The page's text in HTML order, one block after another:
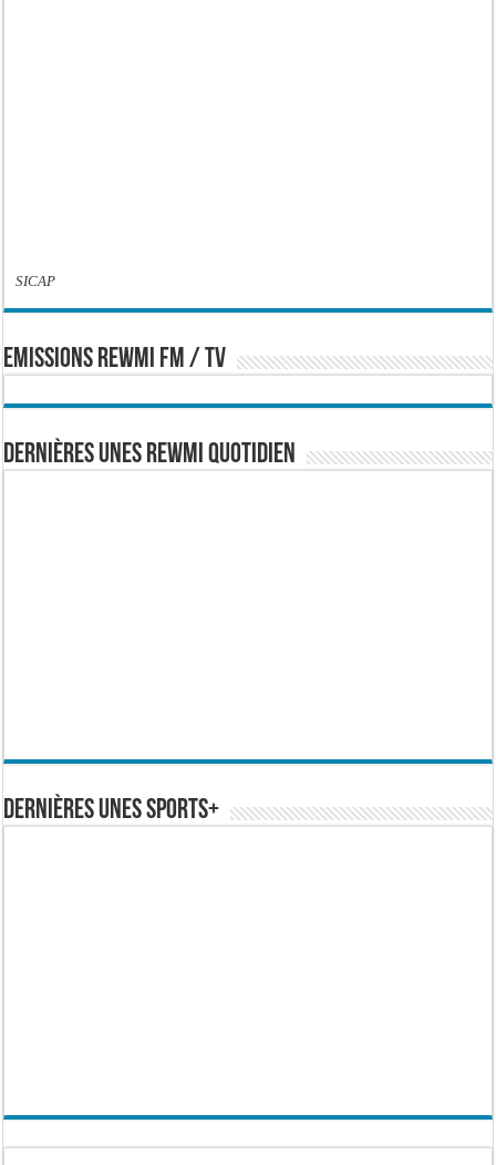
SICAP
EMISSIONS REWMI FM / TV
Dernières Unes Rewmi Quotidien
Dernières Unes Sports+